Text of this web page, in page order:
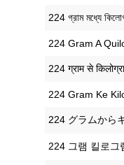
‎224 গ্রাম মধ্যে
‎224 Gram A
‎224 ग्राम से
‎224 Gram Ke
‎224 グラムから
‎224 그램 킬로그